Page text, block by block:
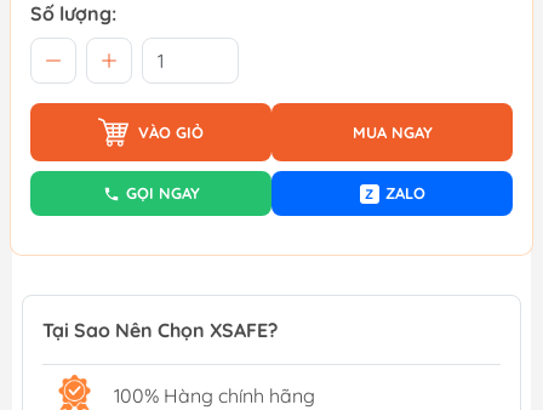
Số lượng:
VÀO GIỎ MUA NGAY
GỌI NGAY Z ZALO
Tại Sao Nên Chọn XSAFE?
100% Hàng chính hãng